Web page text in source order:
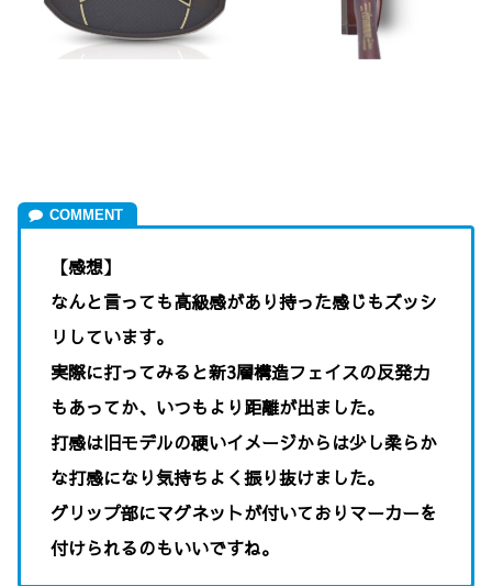
【感想】
なんと言っても高級感があり持った感じもズッシ
リしています。
実際に打ってみると新3層構造フェイスの反発力
もあってか、いつもより距離が出ました。
打感は旧モデルの硬いイメージからは少し柔らか
な打感になり気持ちよく振り抜けました。
グリップ部にマグネットが付いておりマーカーを
付けられるのもいいですね。